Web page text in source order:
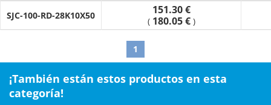
SJC-100-RD-28K10X50 151.30 €
( 180.05 € )
1
¡También están estos productos en esta
categoría!